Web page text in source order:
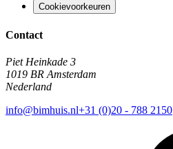
Cookievoorkeuren
Contact
Piet Heinkade 3
1019 BR Amsterdam
Nederland
info@bimhuis.nl+31 (0)20 - 788 2150